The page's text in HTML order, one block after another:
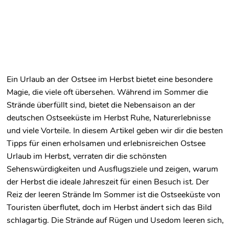
Ein Urlaub an der Ostsee im Herbst bietet eine besondere
Magie, die viele oft übersehen. Während im Sommer die
Strände überfüllt sind, bietet die Nebensaison an der
deutschen Ostseeküste im Herbst Ruhe, Naturerlebnisse
und viele Vorteile. In diesem Artikel geben wir dir die besten
Tipps für einen erholsamen und erlebnisreichen Ostsee
Urlaub im Herbst, verraten dir die schönsten
Sehenswürdigkeiten und Ausflugsziele und zeigen, warum
der Herbst die ideale Jahreszeit für einen Besuch ist. Der
Reiz der leeren Strände Im Sommer ist die Ostseeküste von
Touristen überflutet, doch im Herbst ändert sich das Bild
schlagartig. Die Strände auf Rügen und Usedom leeren sich,